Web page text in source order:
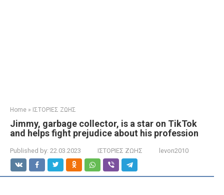
Home » ΙΣΤΟΡΙΕΣ ΖΩΗΣ
Jimmy, garbage collector, is a star on TikTok
and helps fight prejudice about his profession
Published by: 22.03.2023 ΙΣΤΟΡΙΕΣ ΖΩΗΣ levon2010